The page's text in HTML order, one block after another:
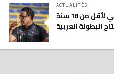
ACTUALITÉS
لائحة المنتخب الوطني المغربي لأقل من 18 سنة
البطولة العربية